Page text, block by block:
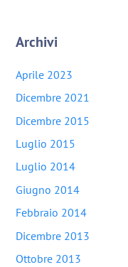
Archivi
Aprile 2023
Dicembre 2021
Dicembre 2015
Luglio 2015
Luglio 2014
Giugno 2014
Febbraio 2014
Dicembre 2013
Ottobre 2013